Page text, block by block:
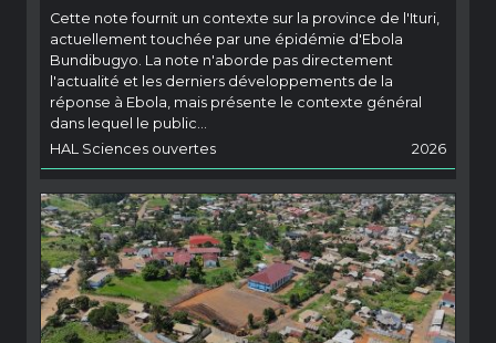
Cette note fournit un contexte sur la province de l'Ituri,
actuellement touchée par une épidémie d'Ebola
Bundibugyo. La note n'aborde pas directement
l'actualité et les derniers développements de la
réponse à Ebola, mais présente le contexte général
dans lequel le public...
HAL Sciences ouvertes
2026